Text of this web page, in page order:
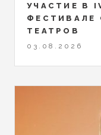
УЧАСТИЕ В
ФЕСТИВАЛЕ
ТЕАТРОВ
03.08.2026